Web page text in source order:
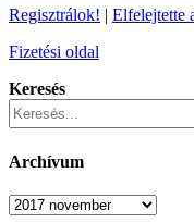
Regisztrálok! | Elfelejtette
Fizetési oldal
Keresés
Archívum
Archívum